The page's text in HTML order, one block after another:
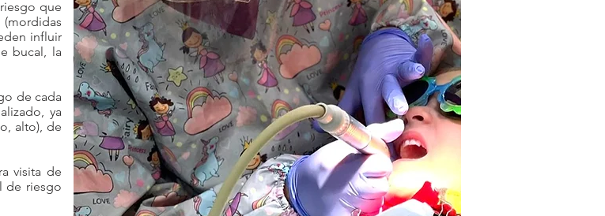
que
influir
bucal, la
de cada
ya
alto), de
visita de
de riesgo